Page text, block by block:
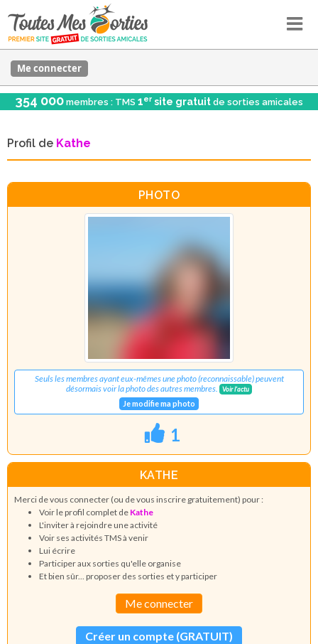
Me connecter
354 000 membres : TMS 1er site gratuit de sorties amicales
Profil de Kathe
PHOTO
Seuls les membres ayant eux-mêmes une photo (reconnaissable) peuvent
désormais voir la photo des autres membres.
Voir l'actu
Je modifie ma photo
1
KATHE
Merci de vous connecter (ou de vous inscrire gratuitement) pour :
Voir le profil complet de Kathe
L'inviter à rejoindre une activité
Voir ses activités TMS à venir
Lui écrire
Participer aux sorties qu'elle organise
Et bien sûr... proposer des sorties et y participer
Me connecter
Créer un compte (GRATUIT)